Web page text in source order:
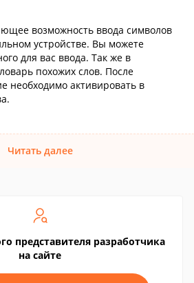
возможность ввода символов
устройстве. Вы можете
для вас ввода. Так же в
похожих слов. После
необходимо активировать в
Читать далее
представителя разработчика
на сайте